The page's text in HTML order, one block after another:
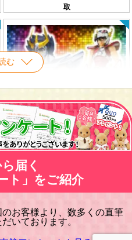
む
取
聖闘士星矢 フィギュア買取
キン肉マン フィギュア買取
届く
ト」をご紹介
お客様より、数多くの直筆
いております。